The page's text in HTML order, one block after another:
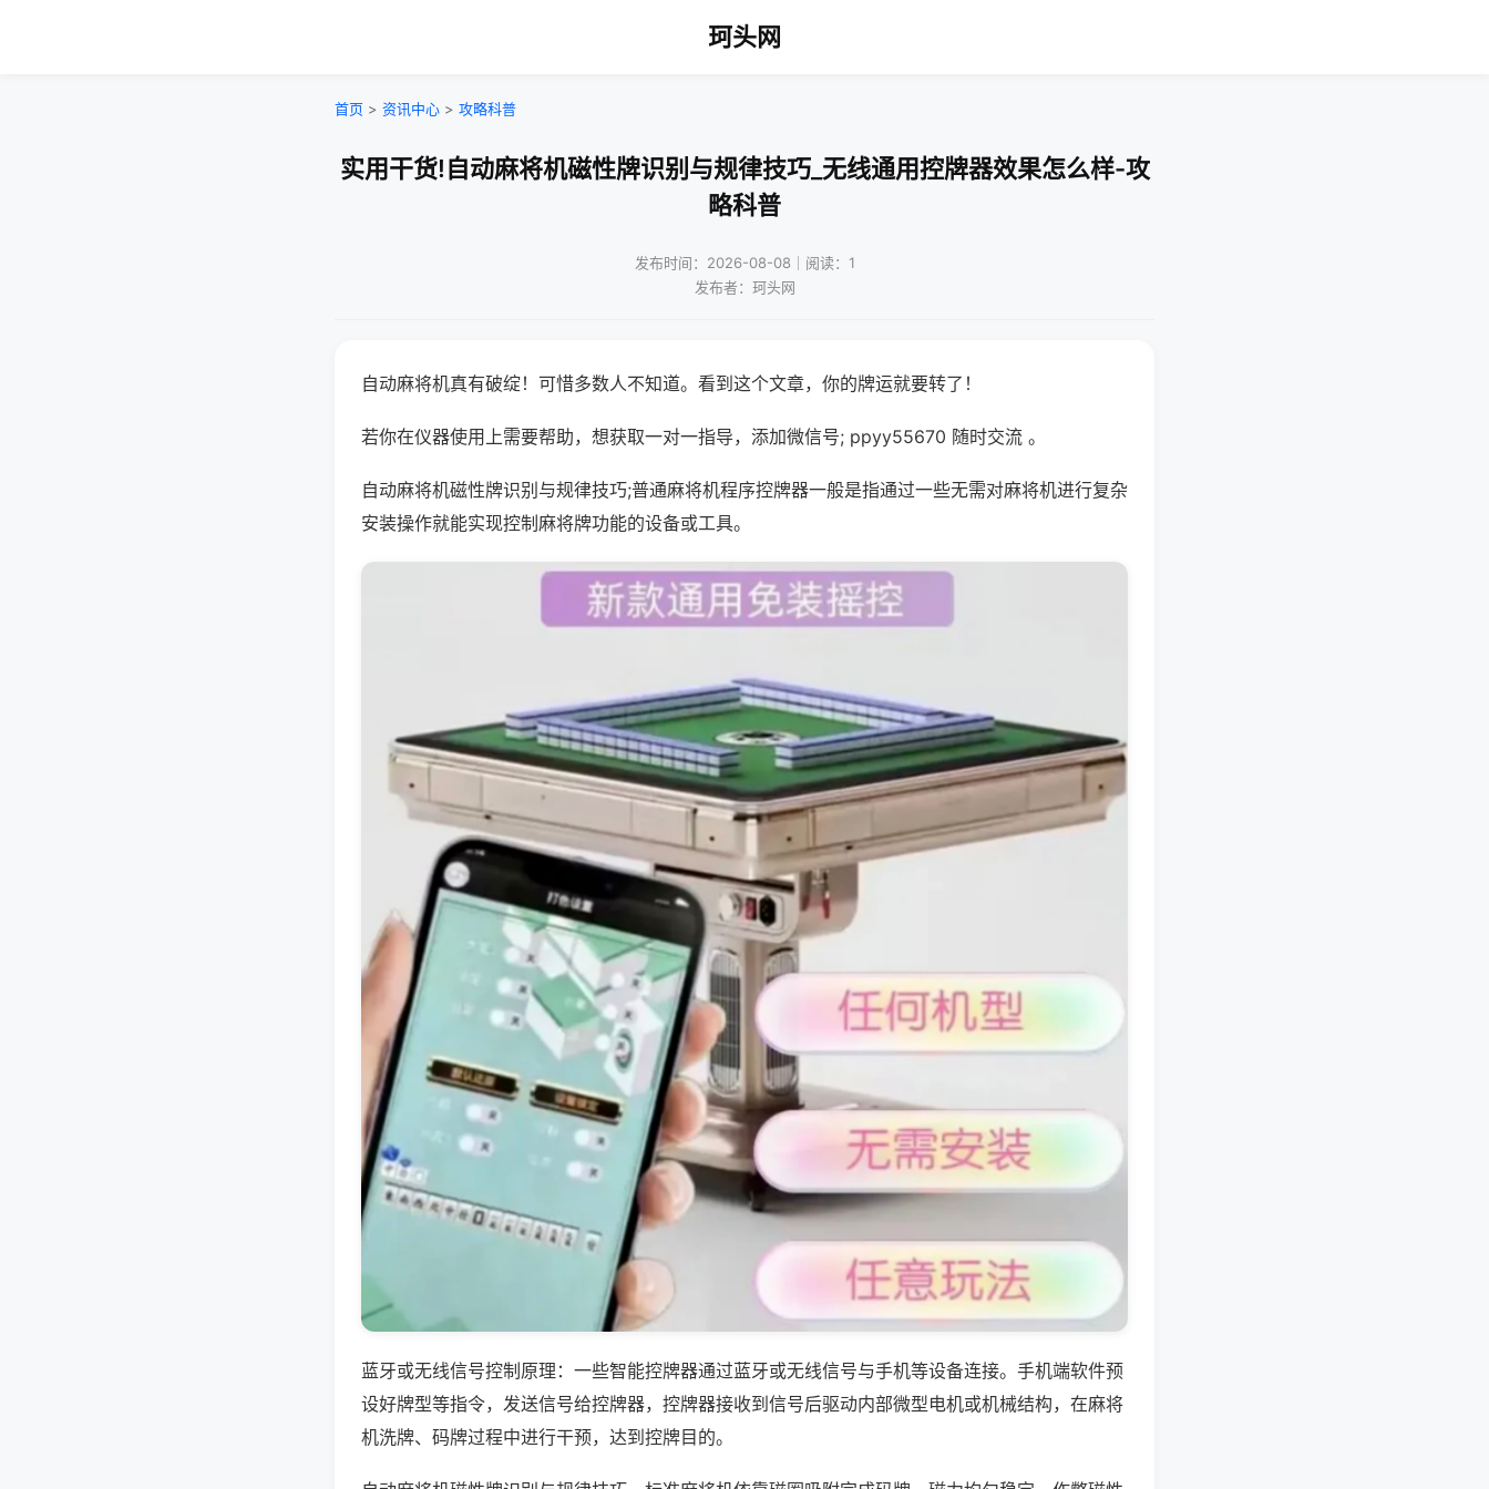
珂头网
首页 > 资讯中心 > 攻略科普
实用干货!自动麻将机磁性牌识别与规律技巧_无线通用控牌器效果怎么样-攻
略科普
发布时间：2026-08-08｜阅读：1
发布者：珂头网
自动麻将机真有破绽！可惜多数人不知道。看到这个文章，你的牌运就要转了！
若你在仪器使用上需要帮助，想获取一对一指导，添加微信号; ppyy55670 随时交流 。
自动麻将机磁性牌识别与规律技巧;普通麻将机程序控牌器一般是指通过一些无需对麻将机进行复杂
安装操作就能实现控制麻将牌功能的设备或工具。
蓝牙或无线信号控制原理：一些智能控牌器通过蓝牙或无线信号与手机等设备连接。手机端软件预
设好牌型等指令，发送信号给控牌器，控牌器接收到信号后驱动内部微型电机或机械结构，在麻将
机洗牌、码牌过程中进行干预，达到控牌目的。